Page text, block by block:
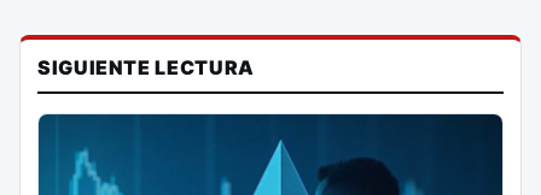
SIGUIENTE LECTURA